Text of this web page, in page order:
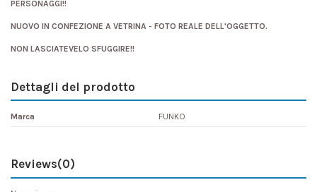
PERSONAGGI!!
NUOVO IN CONFEZIONE A VETRINA - FOTO REALE DELL'OGGETTO.
NON LASCIATEVELO SFUGGIRE!!
Dettagli del prodotto
Marca FUNKO
Reviews(0)